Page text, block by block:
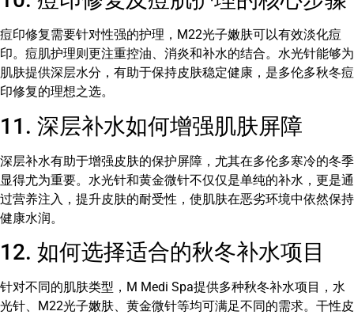
痘印修复需要针对性强的护理，M22光子嫩肤可以有效淡化痘
印。痘肌护理则更注重控油、消炎和补水的结合。水光针能够为
肌肤提供深层水分，有助于保持皮肤稳定健康，是多伦多秋冬痘
印修复的理想之选。
11. 深层补水如何增强肌肤屏障
深层补水有助于增强皮肤的保护屏障，尤其在多伦多寒冷的冬季
显得尤为重要。水光针和黄金微针不仅仅是单纯的补水，更是通
过营养注入，提升皮肤的耐受性，使肌肤在恶劣环境中依然保持
健康水润。
12. 如何选择适合的秋冬补水项目
针对不同的肌肤类型，M Medi Spa提供多种秋冬补水项目，水
光针、M22光子嫩肤、黄金微针等均可满足不同的需求。干性皮